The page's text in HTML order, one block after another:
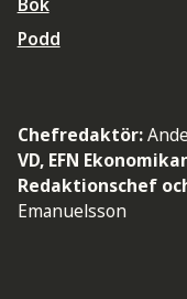
Podd
Chefredaktör:
VD, EFN
Redaktionschef
Emanuelsson